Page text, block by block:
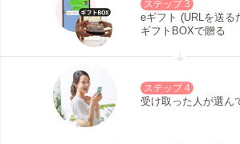
ステップ 3
eギフト (URLを送る
ギフトBOXで贈る
ステップ 4
受け取った人が選ん